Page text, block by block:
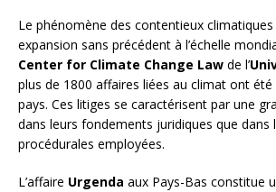
Le phénomène des contentieux
expansion sans précédent à l’échelle
Center for Climate Change Law de l’
plus de 1800 affaires liées au climat ont été
pays. Ces litiges se caractérisent par une
dans leurs fondements juridiques que dans
procédurales employées.
L’affaire Urgenda aux Pays-Bas constitue